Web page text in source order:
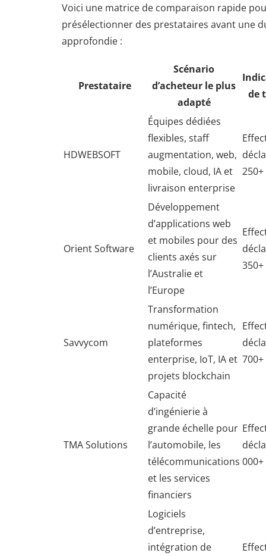
Voici une matrice de comparaison rapide
présélectionner des prestataires avant une
approfondie :
Prestataire
Scénario
d’acheteur le plus
adapté
de
HDWEBSOFT
Équipes dédiées
flexibles, staff
augmentation, web,
mobile, cloud, IA et
livraison enterprise
250+
Orient Software
Développement
d’applications web
et mobiles pour des
clients axés sur
l’Australie et
l’Europe
350+
Savvycom
Transformation
numérique, fintech,
plateformes
enterprise, IoT, IA et
projets blockchain
700+
TMA Solutions
Capacité
d’ingénierie à
grande échelle pour
l’automobile, les
télécommunications
et les services
financiers
000+
Logiciels
d’entreprise,
intégration de